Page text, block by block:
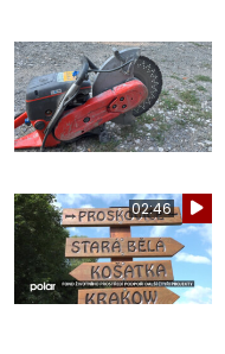
02:46